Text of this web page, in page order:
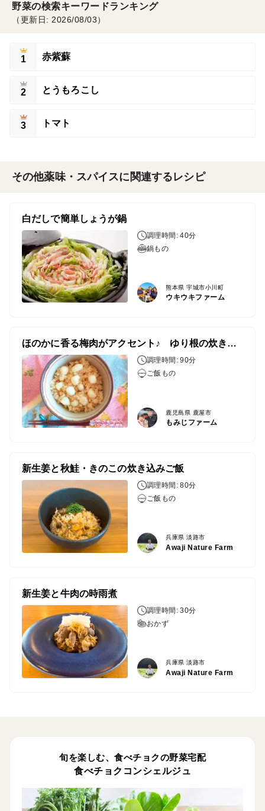
野菜の検索キーワードランキング
（更新日: 2026/08/03）
1 赤紫蘇
2 とうもろこし
3 トマト
その他薬味・スパイスに関連するレシピ
白だしで簡単しょうが鍋
調理時間: 40分
鍋もの
熊本県 宇城市小川町
ウキウキファーム
ほのかに香る梅肉がアクセント♪ ゆり根の炊き込みご飯
調理時間: 90分
ご飯もの
鹿児島県 鹿屋市
もみじファーム
新生姜と秋鮭・きのこの炊き込みご飯
調理時間: 80分
ご飯もの
兵庫県 淡路市
Awaji Nature Farm
新生姜と牛肉の時雨煮
調理時間: 30分
おかず
兵庫県 淡路市
Awaji Nature Farm
旬を楽しむ、食べチョクの野菜宅配
食べチョクコンシェルジュ